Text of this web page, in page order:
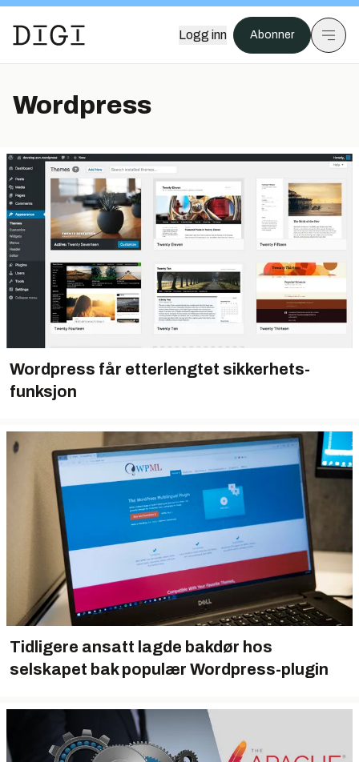
Logg inn Abonner
Wordpress
Wordpress får etter­lengtet sikkerhets­
funksjon
Tidligere ansatt lagde bakdør hos
selskapet bak populær Wordpress-plugin